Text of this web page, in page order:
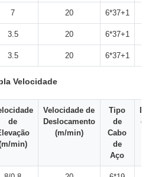
7 20 6*37+1
3.5 20 6*37+1
3.5 20 6*37+1
Velocidade
de
min)
Velocidade de
Deslocamento
(m/min)
Tipo
de
Cabo
de
Aço
do